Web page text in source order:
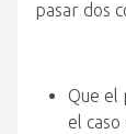
pasar dos
Que el
el